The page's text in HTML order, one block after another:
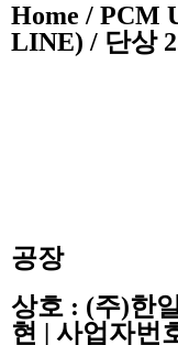
Home / PCM
LINE) / 단상
공장
상호 : (주)한
현 | 사업자번